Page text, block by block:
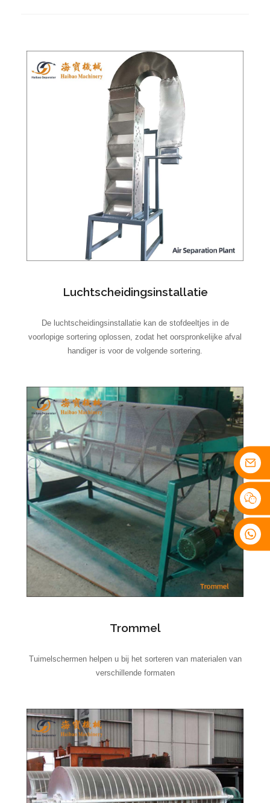
Luchtscheidingsinstallatie
De luchtscheidingsinstallatie kan de stofdeeltjes in de
voorlopige sortering oplossen, zodat het oorspronkelijke afval
handiger is voor de volgende sortering.
Trommel
Tuimelschermen helpen u bij het sorteren van materialen van
verschillende formaten